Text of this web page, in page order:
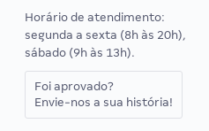
Horário de atendimento:
segunda a sexta (8h às 20h),
sábado (9h às 13h).
Foi aprovado?
Envie-nos a sua história!